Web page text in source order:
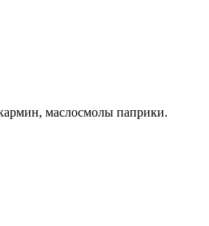
маслосмолы паприки.